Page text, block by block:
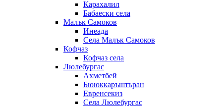
Карахалил
Бабаески села
Малък Самоков
Инеада
Села Малък Самоков
Кофчаз
Кофчаз села
Люлебургас
Ахметбей
Бююккаръштъран
Евренсекиз
Села Люлебургас